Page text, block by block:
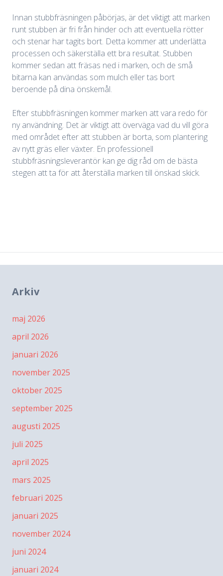
Innan stubbfräsningen påbörjas, är det viktigt att marken
runt stubben är fri från hinder och att eventuella rötter
och stenar har tagits bort. Detta kommer att underlätta
processen och säkerställa ett bra resultat. Stubben
kommer sedan att fräsas ned i marken, och de små
bitarna kan användas som mulch eller tas bort
beroende på dina önskemål.
Efter stubbfräsningen kommer marken att vara redo för
ny användning. Det är viktigt att överväga vad du vill göra
med området efter att stubben är borta, som plantering
av nytt gräs eller växter. En professionell
stubbfräsningsleverantör kan ge dig råd om de bästa
stegen att ta för att återställa marken till önskad skick.
Arkiv
maj 2026
april 2026
januari 2026
november 2025
oktober 2025
september 2025
augusti 2025
juli 2025
april 2025
mars 2025
februari 2025
januari 2025
november 2024
juni 2024
januari 2024